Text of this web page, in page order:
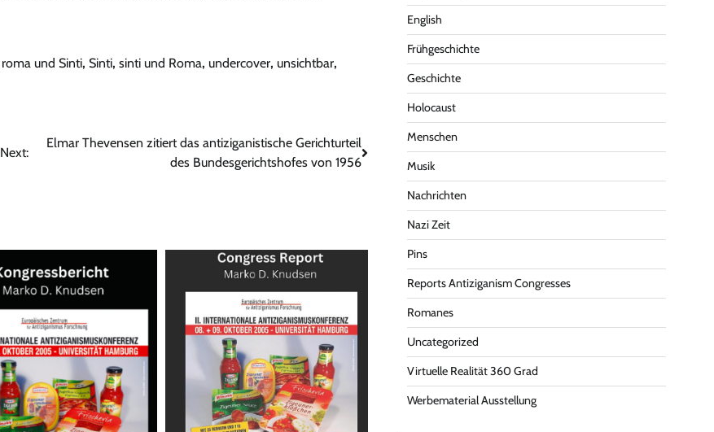
roma und Sinti, Sinti, sinti und Roma, undercover, unsichtbar,
Next:
Elmar Thevensen zitiert das antiziganistische Gerichturteil
des Bundesgerichtshofes von 1956
English
Frühgeschichte
Geschichte
Holocaust
Menschen
Musik
Nachrichten
Nazi Zeit
Pins
Reports Antiziganism Congresses
Romanes
Uncategorized
Virtuelle Realität 360 Grad
Werbematerial Ausstellung